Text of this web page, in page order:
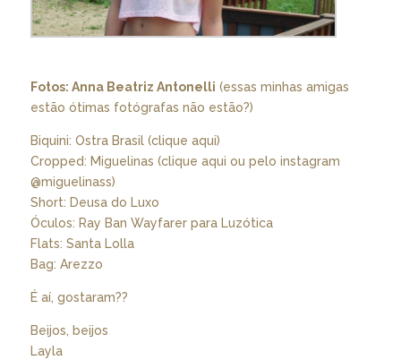
Fotos: Anna Beatriz Antonelli (essas minhas amigas
estão ótimas fotógrafas não estão?)
Biquini: Ostra Brasil (clique aqui)
Cropped: Miguelinas (clique aqui ou pelo instagram
@miguelinass)
Short: Deusa do Luxo
Óculos: Ray Ban Wayfarer para Luzótica
Flats: Santa Lolla
Bag: Arezzo
É aí, gostaram??
Beijos, beijos
Layla